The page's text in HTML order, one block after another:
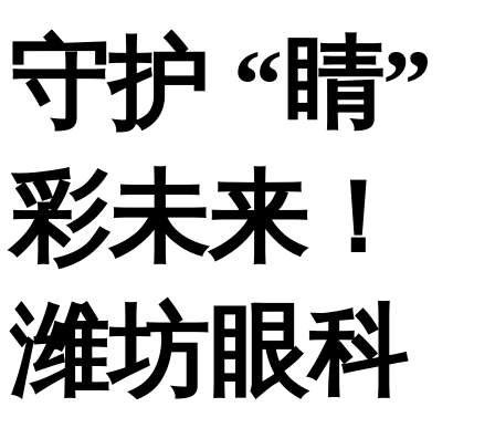
守护 “睛”
彩未来！
潍坊眼科